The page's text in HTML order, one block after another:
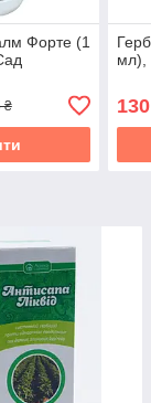
Форте (1
₴
мл),
130